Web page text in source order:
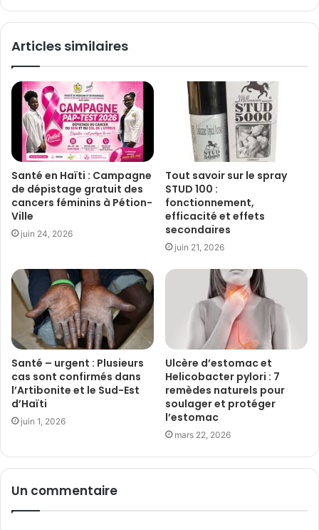
Articles similaires
Santé en Haïti : Campagne
de dépistage gratuit des
cancers féminins à Pétion-
Ville
juin 24, 2026
Tout savoir sur le spray
STUD 100 :
fonctionnement,
efficacité et effets
secondaires
juin 21, 2026
Santé – urgent : Plusieurs
cas sont confirmés dans
l’Artibonite et le Sud-Est
d’Haïti
juin 1, 2026
Ulcère d’estomac et
Helicobacter pylori : 7
remèdes naturels pour
soulager et protéger
l’estomac
mars 22, 2026
Un commentaire